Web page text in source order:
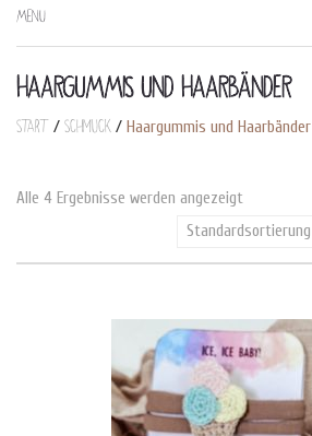
MENU
to
content
HAARGUMMIS UND HAARBÄNDER
Start / Schmuck / Haargummis und Haarbänder
Alle 4 Ergebnisse werden angezeigt
Standardsortierung